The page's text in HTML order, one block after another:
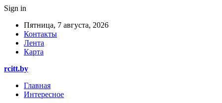
Sign in
Пятница, 7 августа, 2026
Контакты
Лента
Карта
rcitt.by
Главная
Интересное